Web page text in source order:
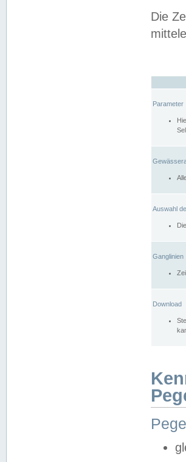
Die
Parameter
Auswahl
Ganglinien
Download